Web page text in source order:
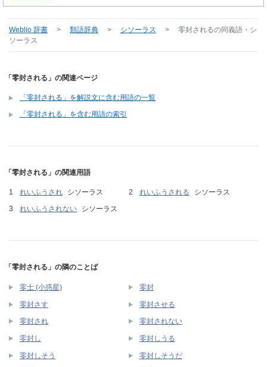
Weblio 辞書 > 類語辞典 > シソーラス > 零封されるの同義語・シ
ソーラス
「零封される」の関連ページ
「零封される」を解説文に含む用語の一覧
「零封される」を含む用語の索引
「零封される」の関連用語
れいふうされ シソーラス れいふうされる
シソーラス
れいふうされない
シソーラス
「零封される」の隣のことば
零士 (小惑星) 零封
零封さす 零封させる
零封され 零封されない
零封し 零封しうる
零封しそう 零封しそうだ